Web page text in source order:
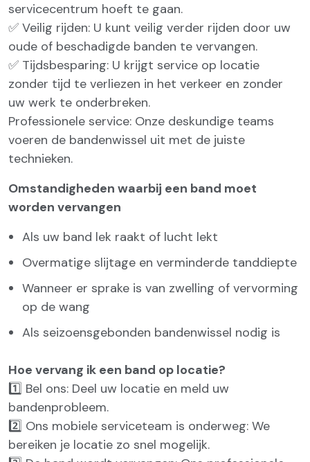
servicecentrum hoeft te gaan.
✅ Veilig rijden: U kunt veilig verder rijden door uw
oude of beschadigde banden te vervangen.
✅ Tijdsbesparing: U krijgt service op locatie
zonder tijd te verliezen in het verkeer en zonder
uw werk te onderbreken.
Professionele service: Onze deskundige teams
voeren de bandenwissel uit met de juiste
technieken.
Omstandigheden waarbij een band moet
worden vervangen
Als uw band lek raakt of lucht lekt
Overmatige slijtage en verminderde tanddiepte
Wanneer er sprake is van zwelling of vervorming
op de wang
Als seizoensgebonden bandenwissel nodig is
Hoe vervang ik een band op locatie?
1️⃣ Bel ons: Deel uw locatie en meld uw
bandenprobleem.
2️⃣ Ons mobiele serviceteam is onderweg: We
bereiken je locatie zo snel mogelijk.